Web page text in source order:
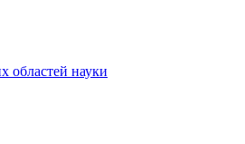
областей науки